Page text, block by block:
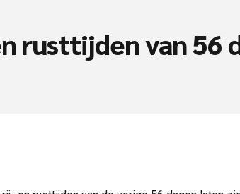
rusttijden van 56